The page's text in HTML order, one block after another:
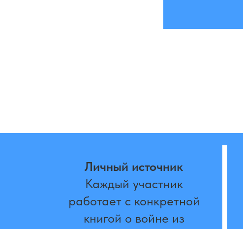
Личный источник
Каждый участник
работает с конкретной
книгой о войне из